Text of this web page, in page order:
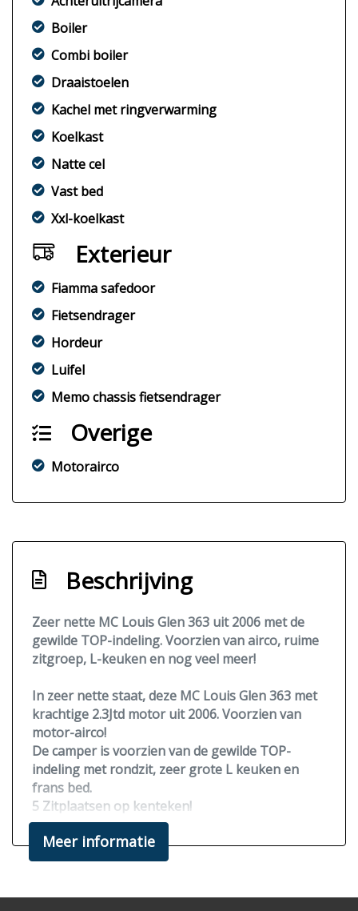
Boiler
Combi boiler
Draaistoelen
Kachel met ringverwarming
Koelkast
Natte cel
Vast bed
Xxl-koelkast
Exterieur
Fiamma safedoor
Fietsendrager
Hordeur
Luifel
Memo chassis fietsendrager
Overige
Motorairco
Beschrijving
Zeer nette MC Louis Glen 363 uit 2006 met de
gewilde TOP-indeling. Voorzien van airco, ruime
zitgroep, L-keuken en nog veel meer!
In zeer nette staat, deze MC Louis Glen 363 met
krachtige 2.3Jtd motor uit 2006. Voorzien van
motor-airco!
De camper is voorzien van de gewilde TOP-
indeling met rondzit, zeer grote L keuken en
frans bed.
5 Zitplaatsen op kenteken!
Met zijn 110pk voldoende vermogen om de
bergen in te gaan.
ringverwarming, Fiamma safedoor,nieuwe luifel,
Meer informatie